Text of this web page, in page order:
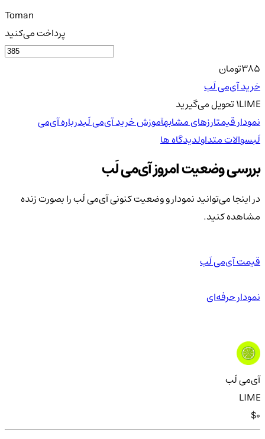
Toman
پرداخت می‌کنید
385تومان
خرید آی‌می لَب
1LIME تحویلمی‌گیرید
نمودار قیمتارزهای مشابهآموزش خرید آی‌می لَبدرباره آی‌می
لَبسوالات متداولدیدگاه ها
بررسی وضعیت امروز آی‌می لَب
در اینجا می‌توانید نمودار و وضعیت کنونی آی‌می لَب را بصورت زنده
مشاهده کنید.
قیمت آی‌می لَب
نمودار حرفه‌ای
آی‌می لَب
LIME
$0